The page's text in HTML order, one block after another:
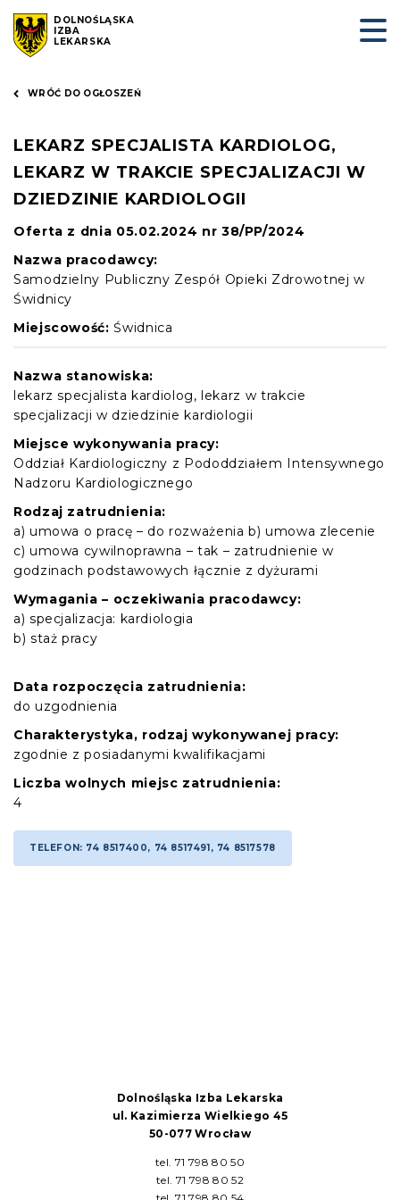
DOLNOŚLĄSKA
IZBA
LEKARSKA
WRÓĆ DO OGŁOSZEŃ
LEKARZ SPECJALISTA KARDIOLOG,
LEKARZ W TRAKCIE SPECJALIZACJI W
DZIEDZINIE KARDIOLOGII
Oferta z dnia 05.02.2024 nr 38/PP/2024
Nazwa pracodawcy:
Samodzielny Publiczny Zespół Opieki Zdrowotnej w
Świdnicy
Miejscowość: Świdnica
Nazwa stanowiska:
lekarz specjalista kardiolog, lekarz w trakcie
specjalizacji w dziedzinie kardiologii
Miejsce wykonywania pracy:
Oddział Kardiologiczny z Pododdziałem Intensywnego
Nadzoru Kardiologicznego
Rodzaj zatrudnienia:
a) umowa o pracę – do rozważenia b) umowa zlecenie
c) umowa cywilnoprawna – tak – zatrudnienie w
godzinach podstawowych łącznie z dyżurami
Wymagania – oczekiwania pracodawcy:
a) specjalizacja: kardiologia
b) staż pracy
Data rozpoczęcia zatrudnienia:
do uzgodnienia
Charakterystyka, rodzaj wykonywanej pracy:
zgodnie z posiadanymi kwalifikacjami
Liczba wolnych miejsc zatrudnienia:
4
TELEFON: 74 8517400, 74 8517491, 74 8517578
Dolnośląska Izba Lekarska
ul. Kazimierza Wielkiego 45
50-077 Wrocław
tel. 71 798 80 50
tel. 71 798 80 52